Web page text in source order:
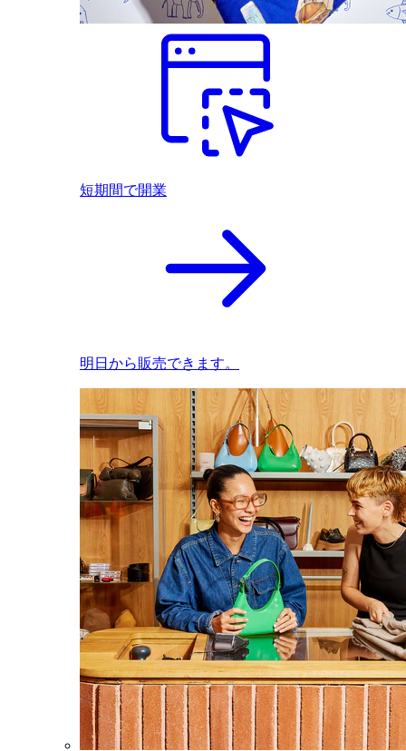
短期間で開業
明日から販売できます。